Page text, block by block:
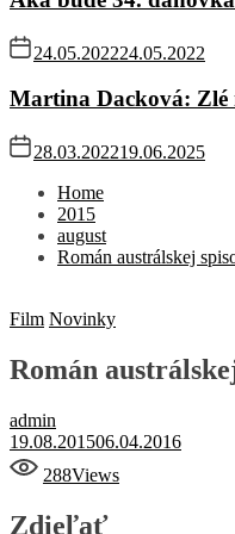
24.05.202224.05.2022
Martina Dacková: Zlé
28.03.202219.06.2025
Home
2015
august
Román austrálskej
Film Novinky
Román
admin
19.08.201506.04.2016
288Views
Zdieľať